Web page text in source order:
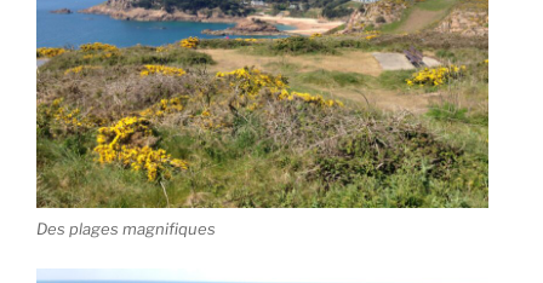
Des plages magnifiques